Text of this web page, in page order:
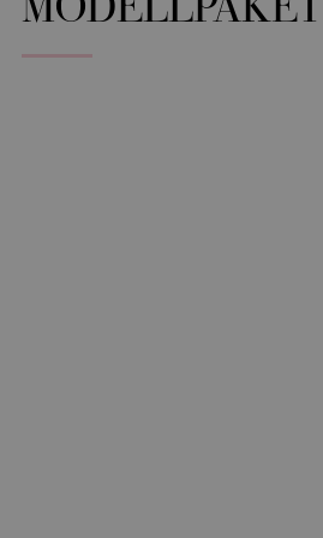
MODELLPAKET